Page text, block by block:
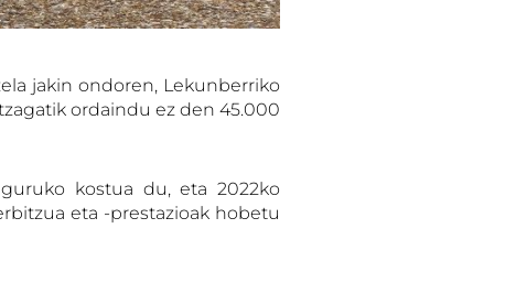
jakin ondoren, Lekunberriko
ordaindu ez den 45.000
kostua du, eta 2022ko
eta -prestazioak hobetu